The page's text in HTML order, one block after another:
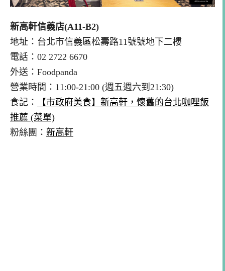
新高軒信義店(A11-B2)
地址：台北市信義區松壽路11號號地下二樓
電話：02 2722 6670
外送：Foodpanda
營業時間：11:00-21:00 (週五週六到21:30)
食記：
【市政府美食】新高軒，懷舊的台北咖哩飯
推薦 (菜單)
粉絲團： 新高軒